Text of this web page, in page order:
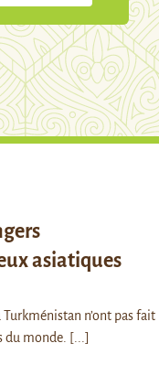
asiatiques
n’ont pas fait
du monde. [...]